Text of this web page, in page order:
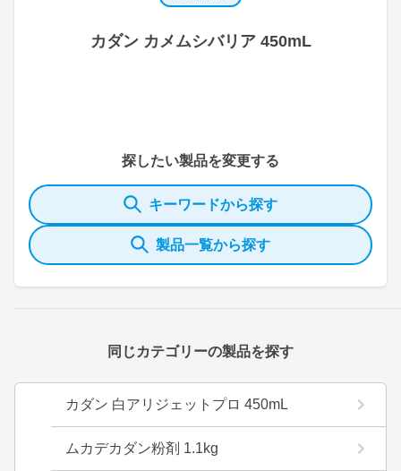
カダン カメムシバリア 450mL
探したい製品を変更する
キーワードから探す
製品一覧から探す
同じカテゴリーの製品を探す
カダン 白アリジェットプロ 450mL
ムカデカダン粉剤 1.1kg